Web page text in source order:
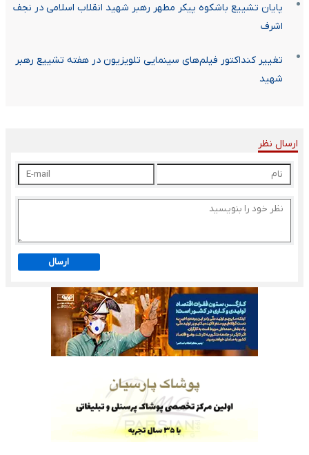
پایان تشییع باشکوه پیکر مطهر رهبر شهید انقلاب اسلامی در نجف
اشرف
تغییر کنداکتور فیلم‌های سینمایی تلویزیون در هفته تشییع رهبر
شهید
ارسال نظر
ارسال